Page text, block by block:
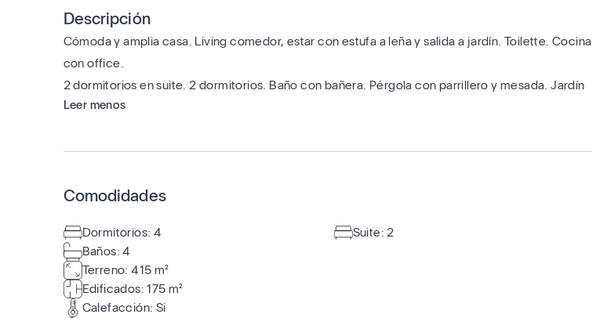
Descripción
Cómoda y amplia casa. Living comedor, estar con estufa a leña y salida a jardín. Toilette. Cocina
con office.
2 dormitorios en suite. 2 dormitorios. Baño con bañera. Pérgola con parrillero y mesada. Jardín
Leer menos
Comodidades
Dormitorios: 4
Baños: 4
Terreno: 415 m²
Edificados: 175 m²
Calefacción: Si
Suite: 2